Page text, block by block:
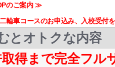
のご案内 ≫
輪車コースのお申込み、入校受付
とオトクな内容
得まで完全フル